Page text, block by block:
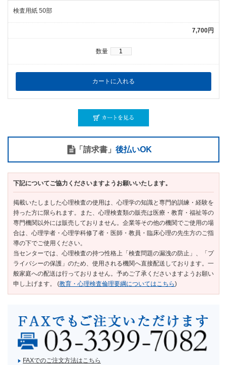
検査用紙 50部
7,700円
数量
「請求書」 後払いOK
下記についてご協力くださいますようお願いいたします。
掲載いたしました心理検査の使用は、心理学の知識と専門的訓練・経験を
持った方に限られます。また、心理検査類の販売は医療・教育・福祉等の
専門機関以外には販売しておりません。企業等その他の機関でご使用の場
合は、心理学者・心理学科修了者・医師・教員・臨床心理の先生方のご指
導の下でご使用ください。
当センターでは、心理検査の持つ性格上「検査問題の漏洩の防止」、「プ
ライバシーの保護」のため、使用される機関へ直接配送しております。一
般家庭への配送は行っておりません。予めご了承くださいますようお願い
申し上げます。 (教育・心理検査倫理要綱についてはこちら)
FAXでのご注文方法はこちら